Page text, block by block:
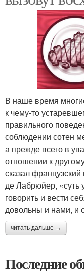
В наше время
к чему-то
правильного
соблюдении сотен
а прежде всего в
отношении к
сказал
де Лабрюйер, «суть
говорить и вести
довольны и нами, и
читать дальше →
Последние